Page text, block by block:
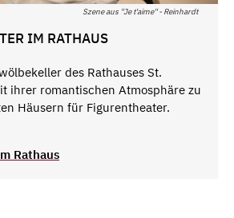
Szene aus ''Je t'aime'' - Reinhardt
IM RATHAUS
des Rathauses St.
ihrer romantischen Atmosphäre zu
Häusern für Figurentheater.
Rathaus